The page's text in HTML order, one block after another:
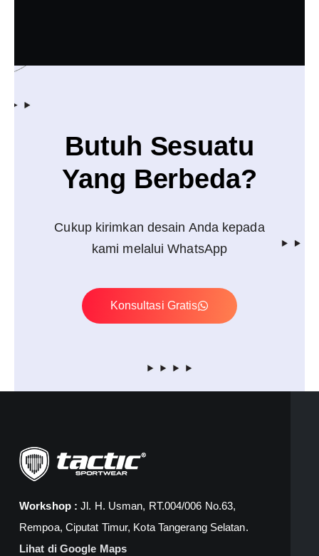
Butuh Sesuatu
Yang Berbeda?
Cukup kirimkan desain Anda kepada
kami melalui WhatsApp
Konsultasi Gratis
Workshop :Jl. H. Usman, RT.004/006 No.63,
Rempoa, Ciputat Timur, Kota Tangerang Selatan.
Lihat di Google Maps